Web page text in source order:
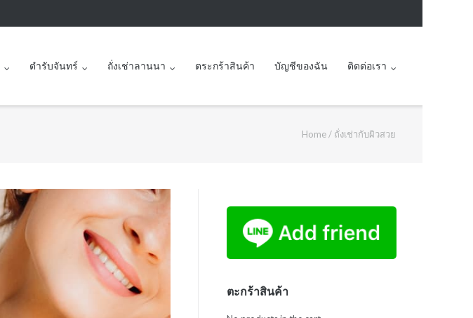
ตำรับจันทร์ ถั่งเช่าลานนา ตระกร้าสินค้า บัญชีของฉัน ติดต่อเรา
Home / ถั่งเช่ากับผิวสวย
ตะกร้าสินค้า